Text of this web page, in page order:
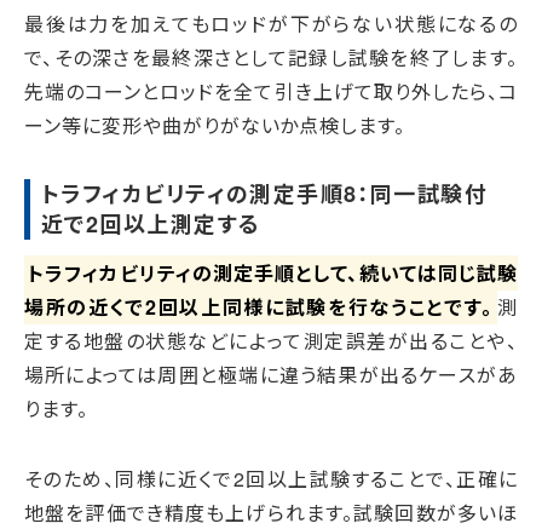
最後は力を加えてもロッドが下がらない状態になるの
で、その深さを最終深さとして記録し試験を終了します。
先端のコーンとロッドを全て引き上げて取り外したら、コ
ーン等に変形や曲がりがないか点検します。
トラフィカビリティの測定手順8：同一試験付
近で2回以上測定する
トラフィカビリティの測定手順として、続いては同じ試験
場所の近くで2回以上同様に試験を行なうことです。 測
定する地盤の状態などによって測定誤差が出ることや、
場所によっては周囲と極端に違う結果が出るケースがあ
ります。
そのため、同様に近くで2回以上試験することで、正確に
地盤を評価でき精度も上げられます。試験回数が多いほ